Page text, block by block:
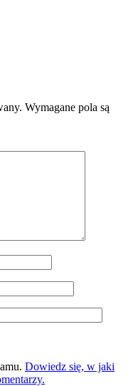
Wymagane pola są
Dowiedz się, w jaki